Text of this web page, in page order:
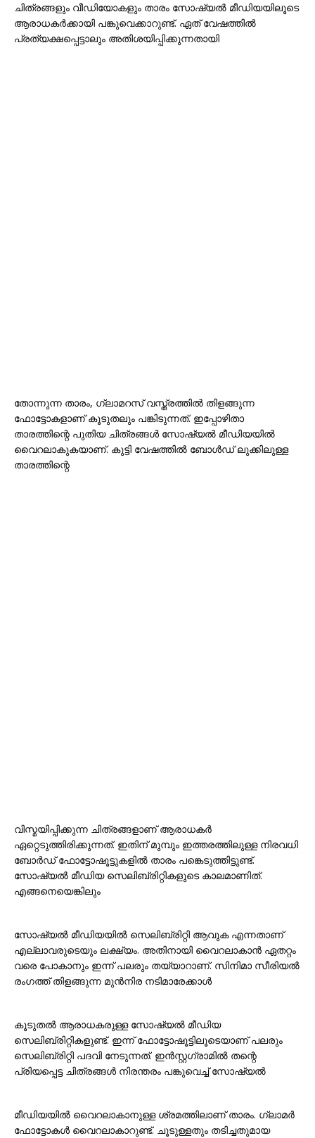
ചിത്രങ്ങളും വീഡിയോകളും താരം സോഷ്യൽ മീഡിയയിലൂടെ
ആരാധകർക്കായി പങ്കുവെക്കാറുണ്ട്. ഏത് വേഷത്തിൽ
പ്രത്യക്ഷപ്പെട്ടാലും അതിശയിപ്പിക്കുന്നതായി
തോന്നുന്ന താരം, ഗ്ലാമറസ് വസ്ത്രത്തിൽ തിളങ്ങുന്ന
ഫോട്ടോകളാണ് കൂടുതലും പങ്കിടുന്നത്. ഇപ്പോഴിതാ
താരത്തിന്റെ പുതിയ ചിത്രങ്ങൾ സോഷ്യൽ മീഡിയയിൽ
വൈറലാകുകയാണ്. കുട്ടി വേഷത്തിൽ ബോൾഡ് ലുക്കിലുള്ള
താരത്തിന്റെ
വിസ്മയിപ്പിക്കുന്ന ചിത്രങ്ങളാണ് ആരാധകർ
ഏറ്റെടുത്തിരിക്കുന്നത്. ഇതിന് മുമ്പും ഇത്തരത്തിലുള്ള നിരവധി
ബോർഡ് ഫോട്ടോഷൂട്ടുകളിൽ താരം പങ്കെടുത്തിട്ടുണ്ട്.
സോഷ്യൽ മീഡിയ സെലിബ്രിറ്റികളുടെ കാലമാണിത്.
എങ്ങനെയെങ്കിലും
സോഷ്യൽ മീഡിയയിൽ സെലിബ്രിറ്റി ആവുക എന്നതാണ്
എല്ലാവരുടെയും ലക്ഷ്യം. അതിനായി വൈറലാകാൻ ഏതറ്റം
വരെ പോകാനും ഇന്ന് പലരും തയ്യാറാണ്. സിനിമാ സീരിയൽ
രംഗത്ത് തിളങ്ങുന്ന മുൻനിര നടിമാരേക്കാൾ
കൂടുതൽ ആരാധകരുള്ള സോഷ്യൽ മീഡിയ
സെലിബ്രിറ്റികളുണ്ട്. ഇന്ന് ഫോട്ടോഷൂട്ടിലൂടെയാണ് പലരും
സെലിബ്രിറ്റി പദവി നേടുന്നത്. ഇൻസ്റ്റഗ്രാമിൽ തന്റെ
പ്രിയപ്പെട്ട ചിത്രങ്ങൾ നിരന്തരം പങ്കുവെച്ച് സോഷ്യൽ
മീഡിയയിൽ വൈറലാകാനുള്ള ശ്രമത്തിലാണ് താരം. ഗ്ലാമർ
ഫോട്ടോകൾ വൈറലാകാറുണ്ട്. ചൂടുള്ളതും തടിച്ചതുമായ